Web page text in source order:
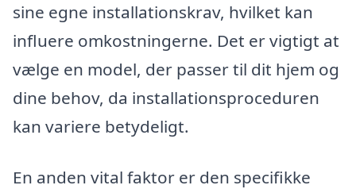
sine egne installationskrav, hvilket kan
influere omkostningerne. Det er vigtigt at
vælge en model, der passer til dit hjem og
dine behov, da installationsproceduren
kan variere betydeligt.
En anden vital faktor er den specifikke